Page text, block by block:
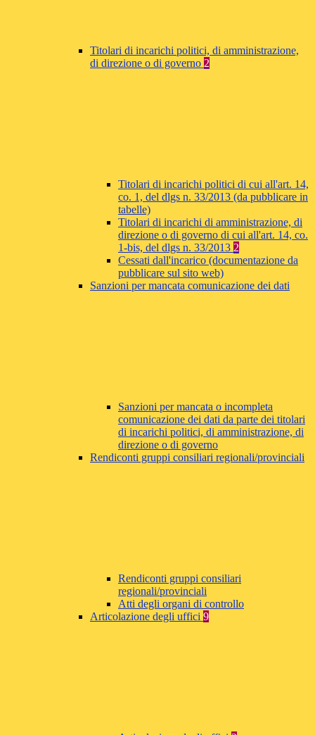
Titolari di incarichi politici, di amministrazione,
di direzione o di governo 2
Titolari di incarichi politici di cui all'art. 14,
co. 1, del dlgs n. 33/2013 (da pubblicare in
tabelle)
Titolari di incarichi di amministrazione, di
direzione o di governo di cui all'art. 14, co.
1-bis, del dlgs n. 33/2013 2
Cessati dall'incarico (documentazione da
pubblicare sul sito web)
Sanzioni per mancata comunicazione dei dati
Sanzioni per mancata o incompleta
comunicazione dei dati da parte dei titolari
di incarichi politici, di amministrazione, di
direzione o di governo
Rendiconti gruppi consiliari regionali/provinciali
Rendiconti gruppi consiliari
regionali/provinciali
Atti degli organi di controllo
Articolazione degli uffici 9